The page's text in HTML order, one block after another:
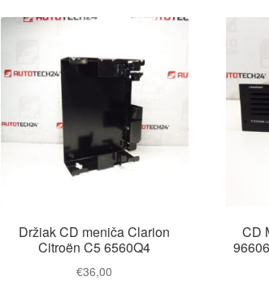
Držiak CD meniča Clarion
Citroën C5 6560Q4
€36,00
CD